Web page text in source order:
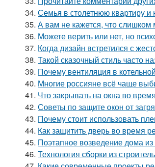
34. Семья в столетнюю квартиру и
35. А вам не кажется, что слишком
36. Можете верить или нет, но
37. Когда дизайн встретился с
38. Такой сказочный стиль часто
39. Почему вентиляция в
40. Многие россияне всё чаще
41. Что закрывать на окна во
42. Советы по защите окон от
43. Почему стоит использовать
44. Как защитить дверь во время
45. Поэтапное возведение дома
46. Технология сборки из